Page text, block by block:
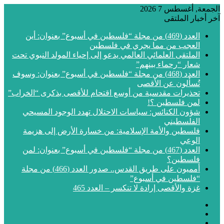
الجمعة, أغسطس 7 2026
آخر أخبار الملتقى
العدد (469) من مجلة “فلسطين في أسبوع” بعنوان: أين
العجب من مما يجري في فلسطين
الملتقى العلمائي العالمي يدعو إلى إحياء المولد النبوي تحت
شعار “رحماء بينهم”
العدد (468) من مجلة “فلسطين في أسبوع” بعنوان: وسوف
تُسألون عن الأقصى
تحذيرات مقدسية من أوسع اقتحام للأقصى بذكرى “الخراب”
لمن فلسطين ؟!
شؤون الكنائس: سياسات الاحتلال تهدد الوجود المسيحي
الفلسطيني
فلسطين والأمة الإسلامية: من خسارة الأرض إلى هزيمة
الوعي
العدد (467) من مجلة “فلسطين في أسبوع” بعنوان: لمن
فلسطين؟
أمميون على طريق القدس.. صدور العدد (466) من مجلة
“فلسطين في أسبوع”
غزة والأقصى إرادة لا تنكسر – العدد 465